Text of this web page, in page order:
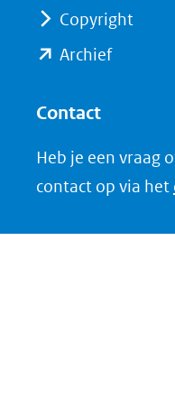
website)
Copyright
Archief(opent
(verwijst
naar
Contact
Heb je een vraag
contact op via het